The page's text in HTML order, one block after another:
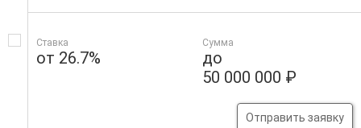
Ставка
от 26.7%
Сумма
до
50 000 000 ₽
Отправить заявку